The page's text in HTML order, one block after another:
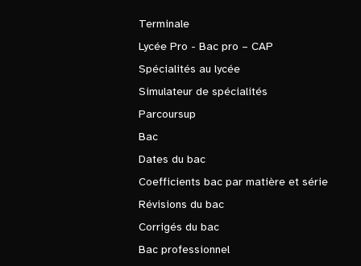
Terminale
Lycée Pro - Bac pro – CAP
Spécialités au lycée
Simulateur de spécialités
Parcoursup
Bac
Dates du bac
Coefficients bac par matière et série
Révisions du bac
Corrigés du bac
Bac professionnel